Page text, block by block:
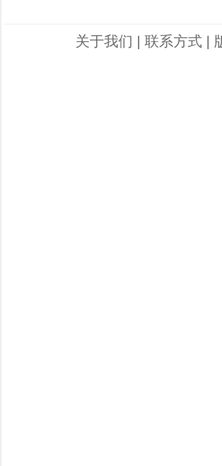
关于我们 | 联系方式 |